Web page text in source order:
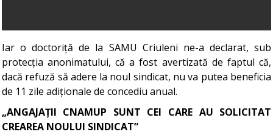
Iar o doctoriță de la SAMU Criuleni ne-a declarat, sub
protecția anonimatului, că a fost avertizată de faptul că,
dacă refuză să adere la noul sindicat, nu va putea beneficia
de 11 zile adiționale de concediu anual.
„ANGAJAȚII CNAMUP SUNT CEI CARE AU SOLICITAT
CREAREA NOULUI SINDICAT”